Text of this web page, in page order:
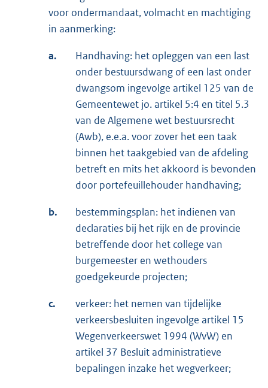
voor ondermandaat, volmacht en machtiging
in aanmerking:
a.
Handhaving: het opleggen van een last
onder bestuursdwang of een last onder
dwangsom ingevolge artikel 125 van de
Gemeentewet jo. artikel 5:4 en titel 5.3
van de Algemene wet bestuursrecht
(Awb), e.e.a. voor zover het een taak
binnen het taakgebied van de afdeling
betreft en mits het akkoord is bevonden
door portefeuillehouder handhaving;
b.
bestemmingsplan: het indienen van
declaraties bij het rijk en de provincie
betreffende door het college van
burgemeester en wethouders
goedgekeurde projecten;
c.
verkeer: het nemen van tijdelijke
verkeersbesluiten ingevolge artikel 15
Wegenverkeerswet 1994 (WvW) en
artikel 37 Besluit administratieve
bepalingen inzake het wegverkeer;